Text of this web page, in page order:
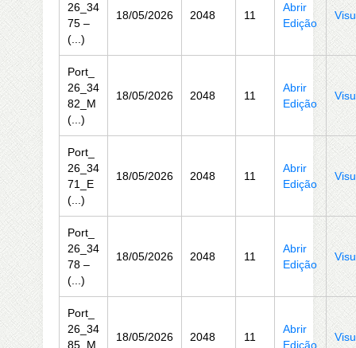
26_34
75 –
(...)
18/05/2026 2048 11
Abrir
Edição
Port_
26_34
82_M
(...)
18/05/2026 2048 11
Abrir
Edição
Port_
26_34
71_E
(...)
18/05/2026 2048 11
Abrir
Edição
Port_
26_34
78 –
(...)
18/05/2026 2048 11
Abrir
Edição
Port_
26_34
85_M
18/05/2026 2048 11
Abrir
Edição